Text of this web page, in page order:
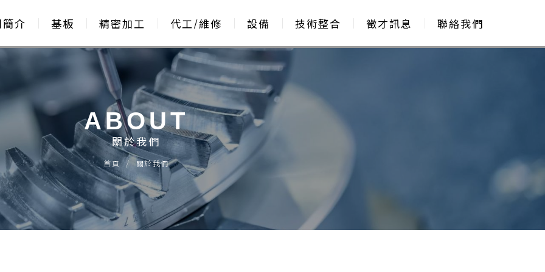
介 基板 精密加工 代工/維修 設備 技術整合 徵才訊息 聯絡我們
ABOUT
關於我們
首頁 關於我們